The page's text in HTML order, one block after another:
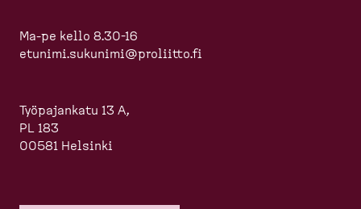
Ma-pe kello 8.30-16
etunimi.sukunimi@proliitto.fi
Työpajankatu 13 A,
PL 183
00581 Helsinki